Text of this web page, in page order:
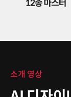
소개 영상